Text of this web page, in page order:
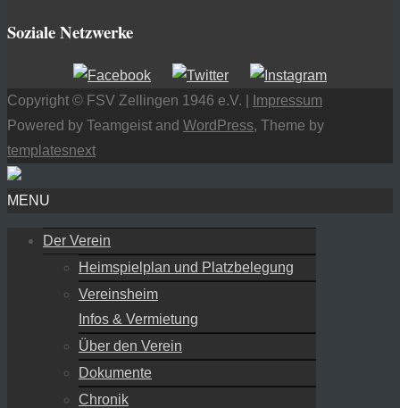
Soziale Netzwerke
Copyright © FSV Zellingen 1946 e.V. |
Impressum
Powered by Teamgeist and WordPress, Theme by
templatesnext
MENU
Der Verein
Heimspielplan und Platzbelegung
Vereinsheim
Infos & Vermietung
Über den Verein
Dokumente
Chronik